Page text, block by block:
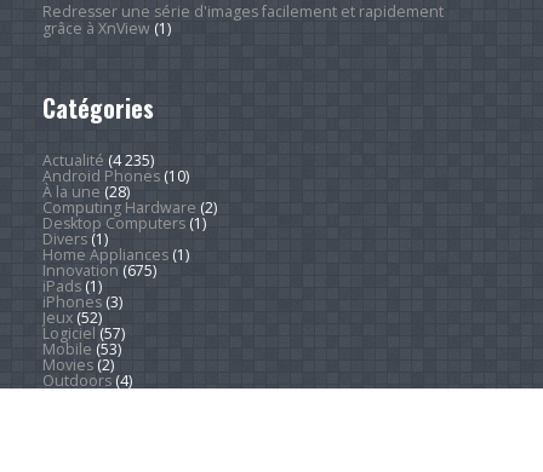
Redresser une série d'images facilement et rapidement
grâce à XnView(1)
Catégories
Actualité (4 235)
Android Phones(10)
À la une (28)
Computing Hardware (2)
Desktop Computers(1)
Divers(1)
Home Appliances(1)
Innovation (675)
iPads(1)
iPhones(3)
Jeux(52)
Logiciel (57)
Mobile (53)
Movies(2)
Outdoors(4)